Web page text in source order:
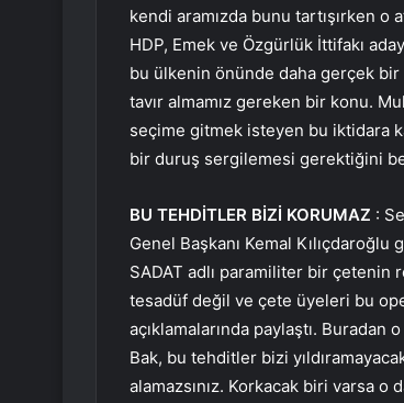
kendi aramızda bunu tartışırken o
HDP, Emek ve Özgürlük İttifakı
bu ülkenin önünde daha gerçek bir
tavır almamız gereken bir konu.
seçime gitmek isteyen bu iktidara
bir duruş sergilemesi gerektiğini
BU TEHDİTLER BİZİ KORUMAZ :
Genel Başkanı Kemal Kılıçdaroğlu
SADAT adlı paramiliter bir çetenin
tesadüf değil ve çete üyeleri bu
açıklamalarında paylaştı.
Bak, bu tehditler bizi
alamazsınız. Korkacak biri varsa